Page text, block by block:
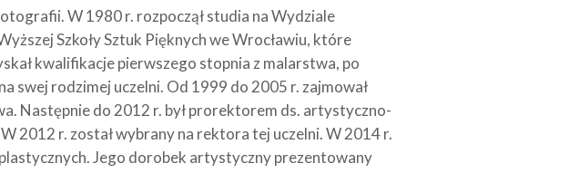
W 1980 r. rozpoczął studia na Wydziale
Szkoły Sztuk Pięknych we Wrocławiu, które
kwalifikacje pierwszego stopnia z malarstwa, po
swej rodzimej uczelni. Od 1999 do 2005 r. zajmował
Następnie do 2012 r. był prorektorem ds. artystyczno-
2012 r. został wybrany na rektora tej uczelni. W 2014 r.
Jego dorobek artystyczny prezentowany